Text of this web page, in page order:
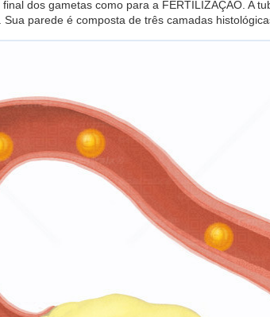
dos gametas como para a FERTILIZAÇÃO. A
parede é composta de três camadas